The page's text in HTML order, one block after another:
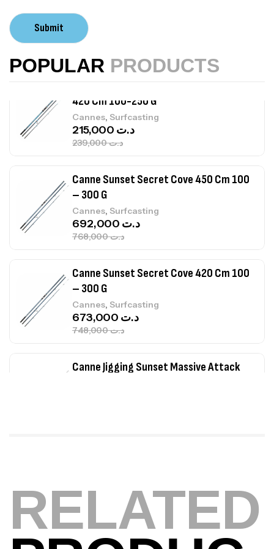
Submit
POPULAR PRODUCTS
Volant 3 Branches Inox T26S/35
Accastillage bateau
420 Cm 100-250 G
Cannes, Surfcasting
د.ت239,000
د.ت
Canne Sunset Secret Cove 450 Cm 100
– 300 G
Cannes, Surfcasting
د.ت768,000
د.ت
Canne Sunset Secret Cove 420 Cm 100
– 300 G
Cannes, Surfcasting
د.ت748,000
د.ت
Canne Jigging Sunset Massive Attack
Bagagerie Surfcasting
د.ت
د.ت
RELATED